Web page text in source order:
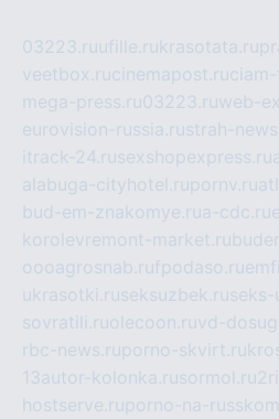
03223.ruufille.rukrasotata.ru
veetbox.rucinemapost.ru
mega-press.ru03223.ruweb-
eurovision-russia.rustrah-
itrack-24.rusexshopexpress.ru
alabuga-cityhotel.rupornv.ru
bud-em-znakomye.rua-cdc.ru
korolevremont-market.ru
oooagrosnab.rufpodaso.ru
ukrasotki.ruseksuzbek.ruseks-
sovratili.ruolecoon.ruvd-
rbc-news.ruporno-skvirt.ru
13autor-kolonka.rusormol.ru
hostserve.ruporno-na-